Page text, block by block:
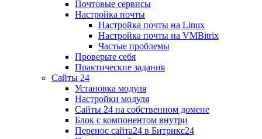
Почтовые сервисы
Настройка почты
Настройка почты на Linux
Настройка почты на VMBitrix
Частые проблемы
Проверьте себя
Практические задания
Сайты 24
Установка модуля
Настройки модуля
Сайты 24 на собственном домене
Блок с компонентом внутри
Перенос сайта24 в Битрикс24